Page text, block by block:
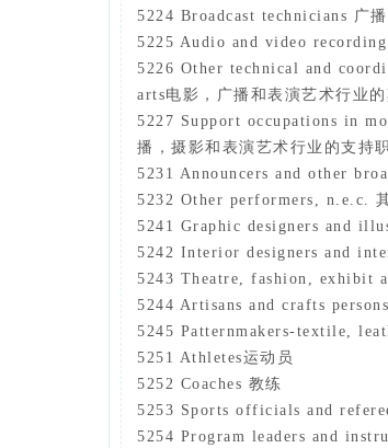
5224 Broadcast technicians 广
5225 Audio and video
5226 Other technical and
arts电影，广播和表演艺术行业
5227 Support occupations in
播，摄影和表演艺术行业的支持
5231 Announcers and other
5232 Other performers, n.e.c.
5241 Graphic designers and
5242 Interior designers and
5243 Theatre, fashion, exhibit
5244 Artisans and crafts
5245 Patternmakers-textile,
5251 Athletes运动员
5252 Coaches 教练
5253 Sports officials and
5254 Program leaders and